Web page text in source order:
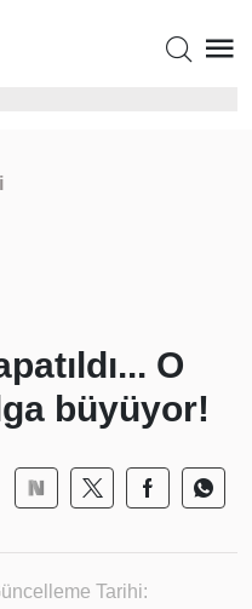
O
büyüyor!
Tarihi: